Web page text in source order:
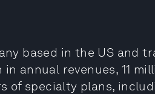
based in the US and
annual revenues, 11
of specialty plans,